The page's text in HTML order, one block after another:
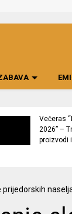
Večeras
2026” –
proizvodi